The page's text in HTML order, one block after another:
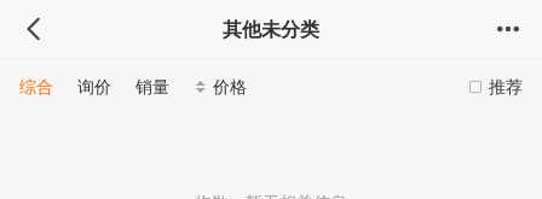
其他未分类
推荐
综合 询价 销量 价格